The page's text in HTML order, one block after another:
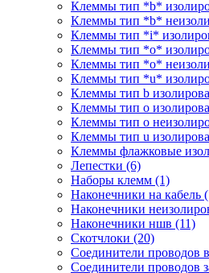
Клеммы тип *b*
Клеммы тип *b*
Клеммы тип *i*
Клеммы тип *o*
Клеммы тип *o*
Клеммы тип *u*
Клеммы тип b
Клеммы тип o
Клеммы тип o
Клеммы тип u
Клеммы флажковые
Лепестки (6)
Наборы клемм (1)
Наконечники на кабель
Наконечники
Наконечники ншв (11)
Скотчлоки (20)
Соединители проводов
Соединители проводов